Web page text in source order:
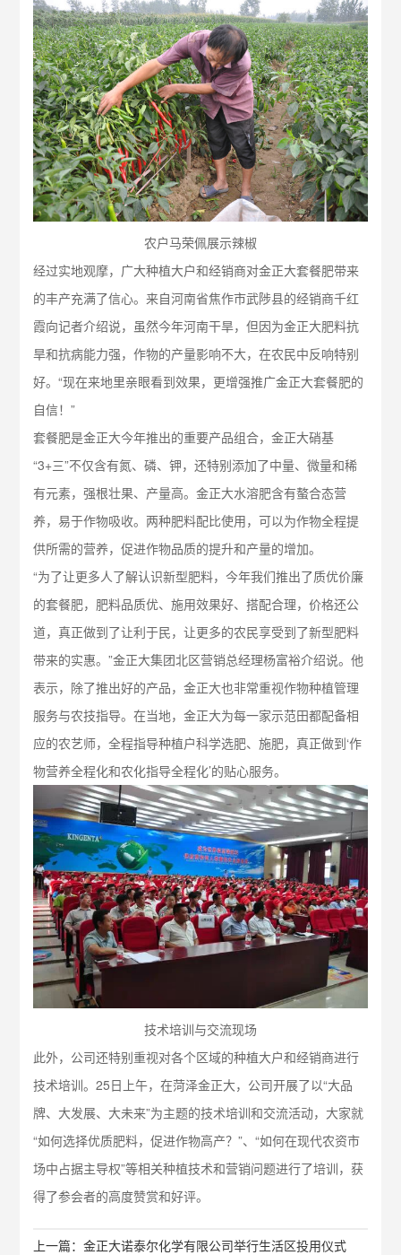
农户马荣佩展示辣椒
经过实地观摩，广大种植大户和经销商对金正大套餐肥带来
的丰产充满了信心。来自河南省焦作市武陟县的经销商千红
霞向记者介绍说，虽然今年河南干旱，但因为金正大肥料抗
旱和抗病能力强，作物的产量影响不大，在农民中反响特别
好。“现在来地里亲眼看到效果，更增强推广金正大套餐肥的
自信！”
套餐肥是金正大今年推出的重要产品组合，金正大硝基
“3+三”不仅含有氮、磷、钾，还特别添加了中量、微量和稀
有元素，强根壮果、产量高。金正大水溶肥含有螯合态营
养，易于作物吸收。两种肥料配比使用，可以为作物全程提
供所需的营养，促进作物品质的提升和产量的增加。
“为了让更多人了解认识新型肥料，今年我们推出了质优价廉
的套餐肥，肥料品质优、施用效果好、搭配合理，价格还公
道，真正做到了让利于民，让更多的农民享受到了新型肥料
带来的实惠。”金正大集团北区营销总经理杨富裕介绍说。他
表示，除了推出好的产品，金正大也非常重视作物种植管理
服务与农技指导。在当地，金正大为每一家示范田都配备相
应的农艺师，全程指导种植户科学选肥、施肥，真正做到‘作
物营养全程化和农化指导全程化’的贴心服务。
技术培训与交流现场
此外，公司还特别重视对各个区域的种植大户和经销商进行
技术培训。25日上午，在菏泽金正大，公司开展了以“大品
牌、大发展、大未来”为主题的技术培训和交流活动，大家就
“如何选择优质肥料，促进作物高产？”、“如何在现代农资市
场中占据主导权”等相关种植技术和营销问题进行了培训，获
得了参会者的高度赞赏和好评。
上一篇：金正大诺泰尔化学有限公司举行生活区投用仪式